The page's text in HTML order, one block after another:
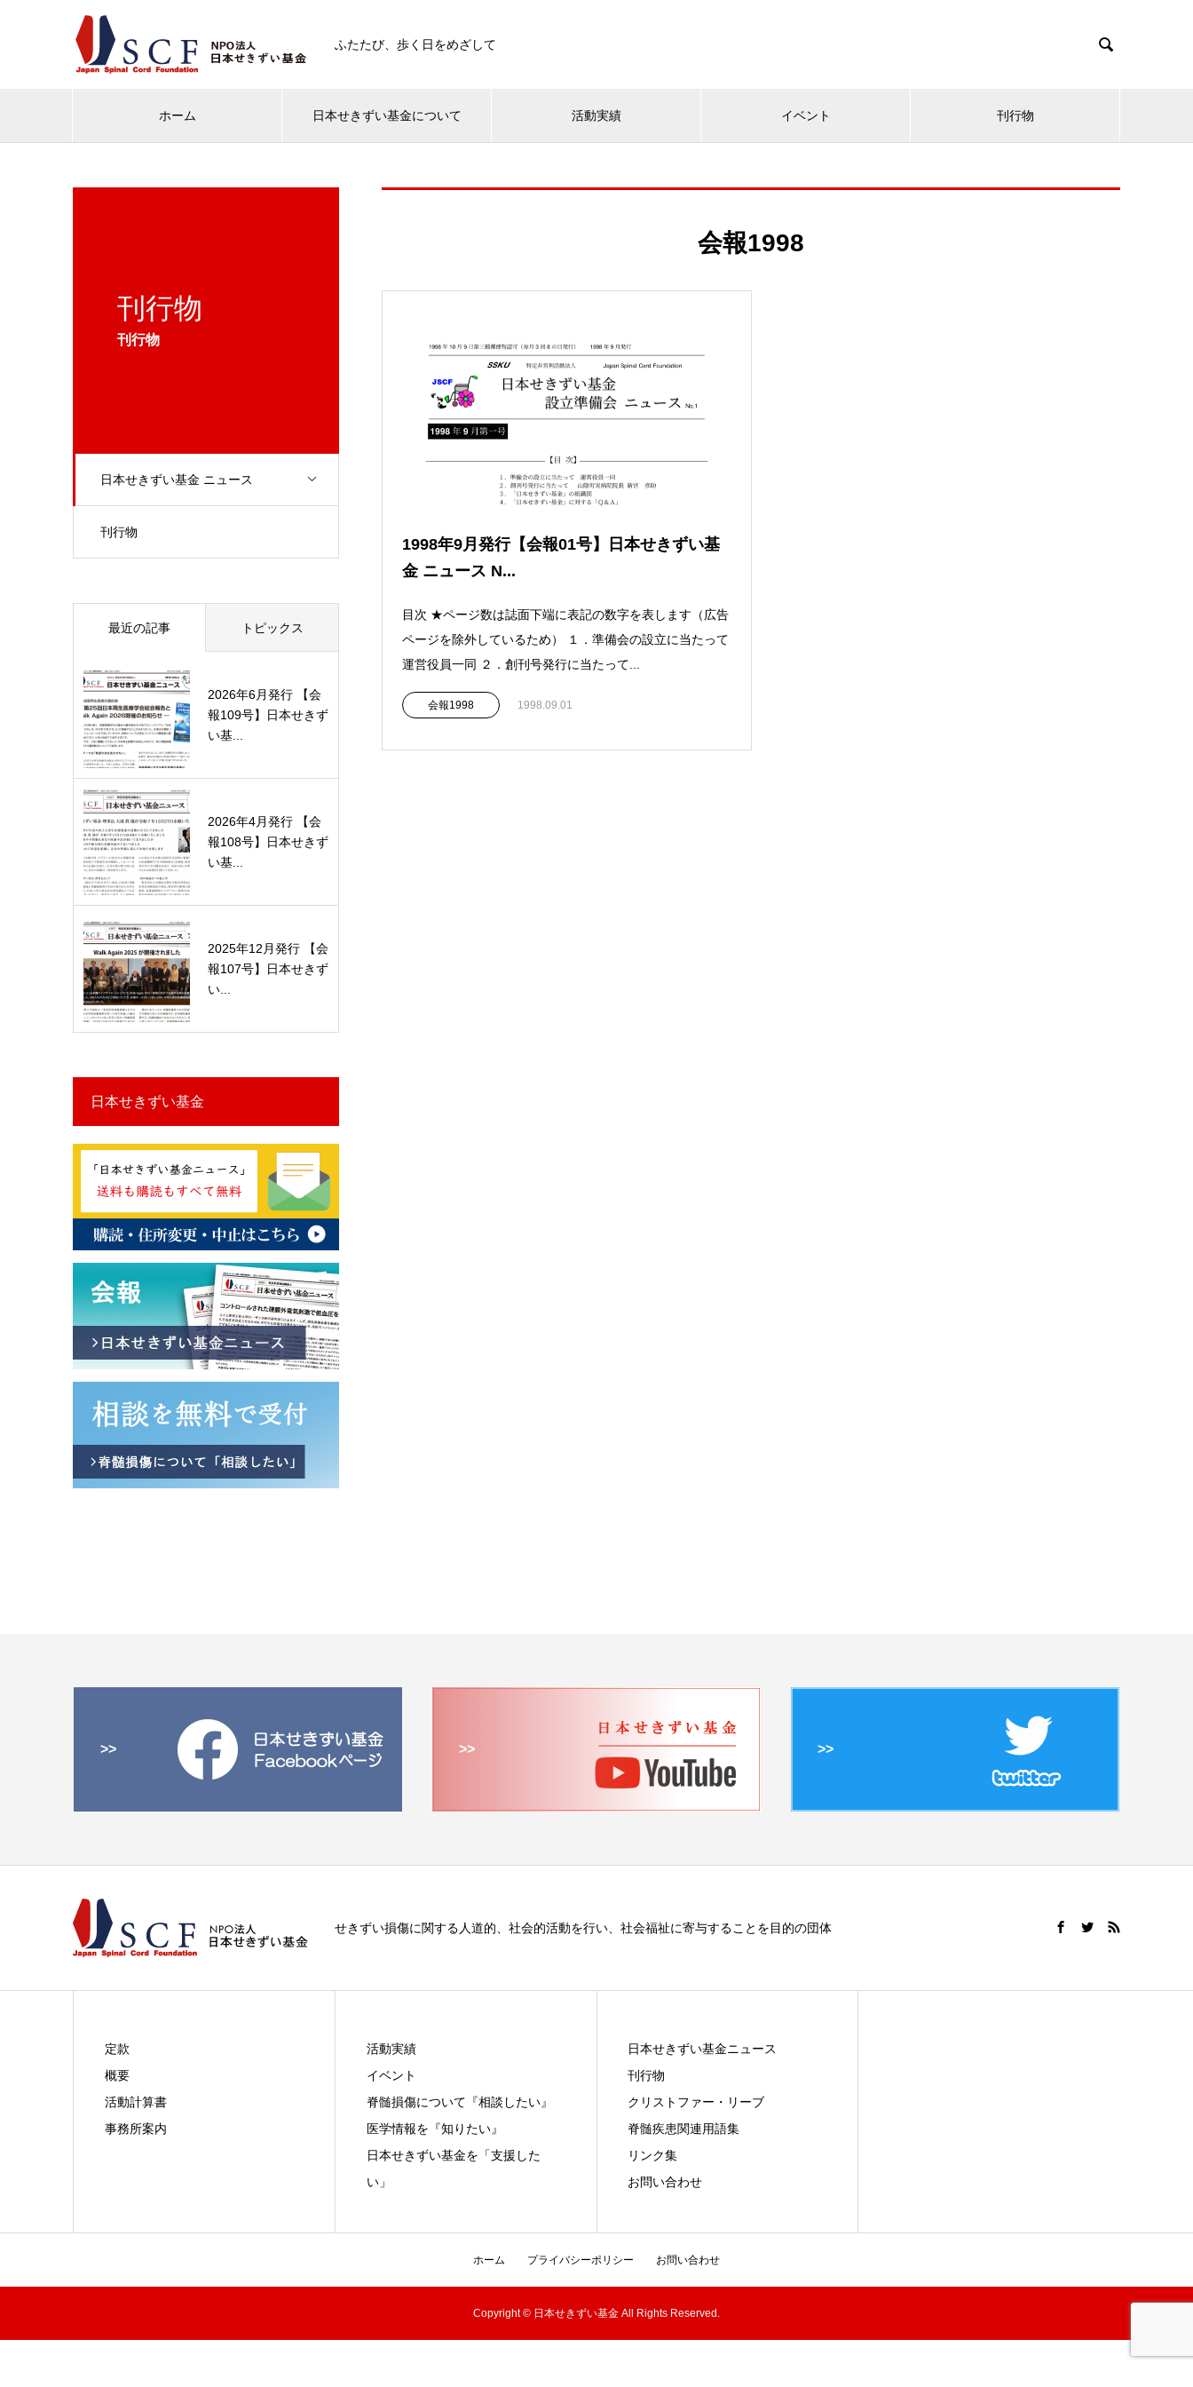
ふたたび、歩く日をめざして 
ホーム 日本せきずい基金について 活動実績 イベント 刊行物
刊行物
刊行物
日本せきずい基金 ニュース
刊行物
会報1998
1998年9月発行【会報01号】日本せきずい基
金 ニュース N...
目次 ★ページ数は誌面下端に表記の数字を表します（広告
ページを除外しているため） １．準備会の設立に当たって
運営役員一同 ２．創刊号発行に当たって...
会報1998 1998.09.01
最近の記事 トピックス
2026年6月発行 【会
報109号】日本せきず
い基...
2026年4月発行 【会
報108号】日本せきず
い基...
2025年12月発行 【会
報107号】日本せきず
い...
日本せきずい基金
>> >> >>
せきずい損傷に関する人道的、社会的活動を行い、社会福祉に寄与することを目的の団体
定款
概要
活動計算書
事務所案内
活動実績
イベント
脊髄損傷について『相談したい』
医学情報を『知りたい』
日本せきずい基金を「支援した
い」
日本せきずい基金ニュース
刊行物
クリストファー・リーブ
脊髄疾患関連用語集
リンク集
お問い合わせ
ホーム プライバシーポリシー お問い合わせ
Copyright © 日本せきずい基金 All Rights Reserved.